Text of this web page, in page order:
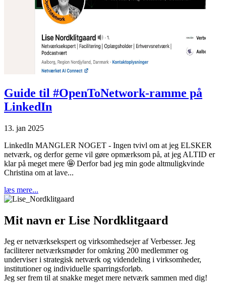
Guide til #OpenToNetwork-ramme på
LinkedIn
13. jan 2025
LinkedIn MANGLER NOGET - Ingen tvivl om at jeg ELSKER
netværk, og derfor gerne vil gøre opmærksom på, at jeg ALTID er
klar på meget mere 🤩 Derfor bad jeg min gode altmuligkvinde
Christina om at lave...
læs mere...
Mit navn er Lise Nordklitgaard
Jeg er netværksekspert og virksomhedsejer af Verbesser. Jeg
faciliterer netværksmøder for omkring 200 medlemmer og
underviser i strategisk netværk og videndeling i virksomheder,
institutioner og individuelle sparringsforløb.
Jeg ser frem til at snakke meget mere netværk sammen med dig!